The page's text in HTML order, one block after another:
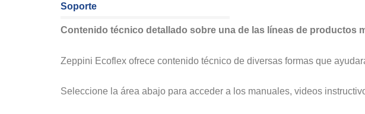
Soporte
Contenido técnico detallado sobre una de las líneas de productos
Zeppini Ecoflex ofrece contenido técnico de diversas formas que
Seleccione la área abajo para acceder a los manuales, videos